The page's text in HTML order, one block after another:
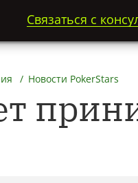
Связаться с
Новости PokerStars